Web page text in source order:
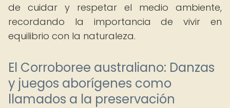
de cuidar y respetar el medio ambiente,
recordando la importancia de vivir en
equilibrio con la naturaleza.
El Corroboree australiano: Danzas
y juegos aborígenes como
llamados a la preservación